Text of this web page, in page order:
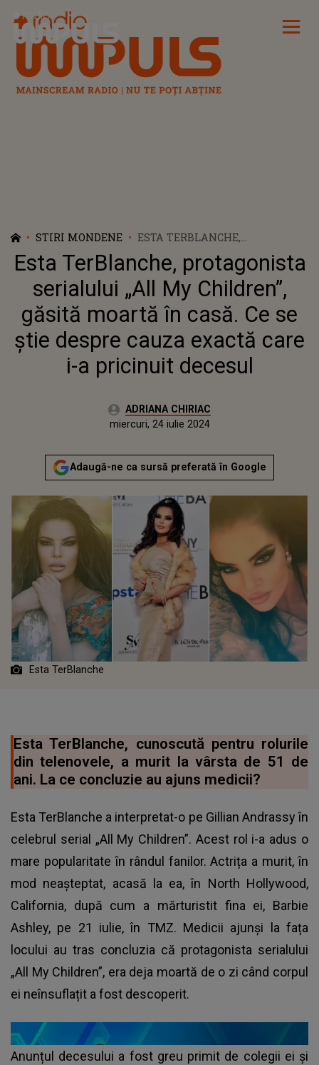
Radio Impuls
STIRI MONDENE
ESTA TERBLANCHE,
PROTAGONISTA SERIALULUI
„ALL MY CHILDREN”, GĂSITĂ
MOARTĂ ÎN CASĂ. CE SE ȘTIE
DESPRE CAUZA EXACTĂ CARE I-
A PRICINUIT DECESUL
Esta TerBlanche, protagonista
serialului „All My Children”,
găsită moartă în casă. Ce se
știe despre cauza exactă care
i-a pricinuit decesul
Autor:ADRIANA CHIRIAC
Publicat:
miercuri, 24 iulie 2024
Adaugă-ne ca sursă preferată în Google
Esta TerBlanche
Esta TerBlanche, cunoscută pentru rolurile
din telenovele, a murit la vârsta de 51 de
ani. La ce concluzie au ajuns medicii?
Esta TerBlanche a interpretat-o pe Gillian Andrassy în
celebrul serial „All My Children”. Acest rol i-a adus o
mare popularitate în rândul fanilor. Actrița a murit, în
mod neașteptat, acasă la ea, în North Hollywood,
California, după cum a mărturistit fina ei, Barbie
Ashley, pe 21 iulie, în TMZ. Medicii ajunși la fața
locului au tras concluzia că protagonista serialului
„All My Children”, era deja moartă de o zi când corpul
ei neînsuflațit a fost descoperit.
Anunțul decesului a fost greu primit de colegii ei și